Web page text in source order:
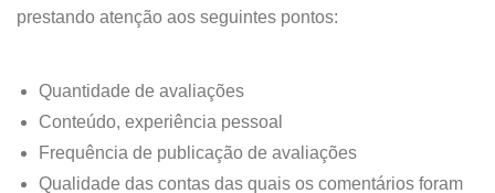
prestando atenção aos seguintes pontos:
Quantidade de avaliações
Conteúdo, experiência pessoal
Frequência de publicação de avaliações
Qualidade das contas das quais os comentários foram